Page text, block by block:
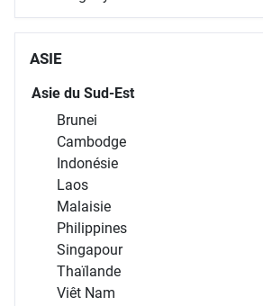
ASIE
Asie du Sud-Est
Brunei
Cambodge
Indonésie
Laos
Malaisie
Philippines
Singapour
Thaïlande
Viêt Nam